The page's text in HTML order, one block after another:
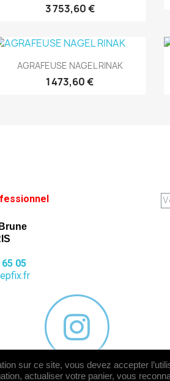
3 753,60 €
Aperçu rapide
AGRAFEUSE NAGEL RINAK
1 473,60 €
(1)
05
sur ce site, vous devez accepter
actualiser votre panier, vous